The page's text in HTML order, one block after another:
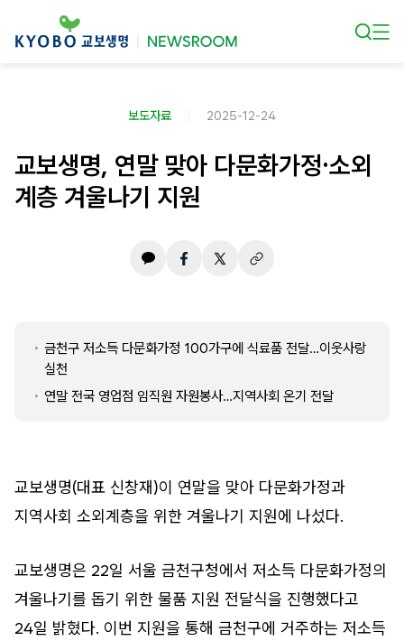
보도자료 2025-12-24
교보생명, 연말 맞아 다문화가정·소외
계층 겨울나기 지원
금천구 저소득 다문화가정 100가구에 식료품 전달…이웃사랑
실천
연말 전국 영업점 임직원 자원봉사…지역사회 온기 전달
교보생명(대표 신창재)이 연말을 맞아 다문화가정과
지역사회 소외계층을 위한 겨울나기 지원에 나섰다.
교보생명은 22일 서울 금천구청에서 저소득 다문화가정의
겨울나기를 돕기 위한 물품 지원 전달식을 진행했다고
24일 밝혔다. 이번 지원을 통해 금천구에 거주하는 저소득